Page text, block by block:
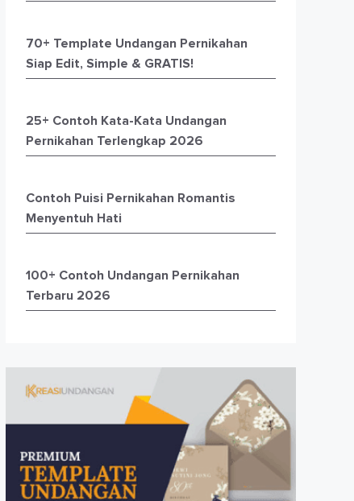
70+ Template Undangan Pernikahan
Siap Edit, Simple & GRATIS!
25+ Contoh Kata-Kata Undangan
Pernikahan Terlengkap 2026
Contoh Puisi Pernikahan Romantis
Menyentuh Hati
100+ Contoh Undangan Pernikahan
Terbaru 2026